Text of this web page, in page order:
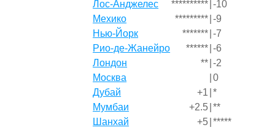
Лос-Анджелес ********** -10
Мехико
********* -9
Нью-Йорк
******* -7
Рио-де-Жанейро
****** -6
Лондон
** -2
Москва
0
Дубай
+1 *
Мумбаи
+2.5 **
Шанхай
+5 *****